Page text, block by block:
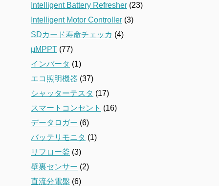
Intelligent Battery Refresher (23)
Intelligent Motor Controller (3)
SDカード寿命チェッカ (4)
μMPPT (77)
インバータ (1)
エコ照明機器 (37)
シャッターテスタ (17)
スマートコンセント (16)
データロガー (6)
バッテリモニタ (1)
リフロー釜 (3)
壁裏センサー (2)
直流分電盤 (6)